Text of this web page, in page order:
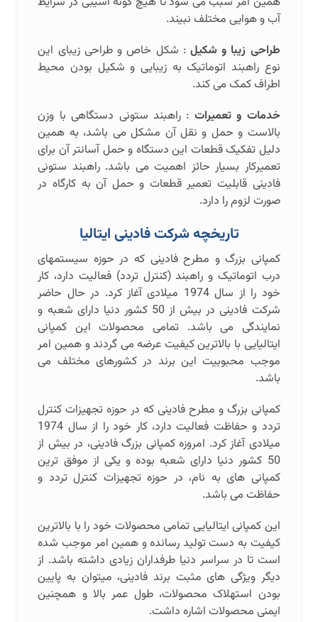
آب و هوایی مختلف نبیند.
طراحی زیبا و شکیل : شکل خاص و طراحی زیبای این
نوع راهبند اتوماتیک به زیبایی و شکیل بودن محیط
اطراف کمک می کند.
خدمات و تعمیرات : راهبند ستونی دستگاهی با وزن
بالاست و حمل و نقل آن مشکل می باشد، به همین
دلیل تفکیک قطعات این دستگاه و حمل آسانتر آن برای
تعمیرکار بسیار حائز اهمیت می باشد. راهبند ستونی
فادینی قابلیت تعمیر قطعات و حمل آن به کارگاه در
صورت لزوم را دارد.
تاریخچه شرکت فادینی ایتالیا
کمپانی بزرگ و مطرح فادینی که در حوزه سیستمهای
درب اتوماتیک و راهبند (کنترل تردد) فعالیت دارد، کار
خود را از سال 1974 میلادی آغاز کرد. در حال حاضر
شرکت فادینی در بیش از 50 کشور دنیا دارای شعبه و
نمایندگی می باشد. تمامی محصولات این کمپانی
ایتالیایی با بالاترین کیفیت عرضه می گردند و همین امر
موجب محبوبیت این برند در کشورهای مختلف می
باشد.
کمپانی بزرگ و مطرح فادینی که در حوزه تجهیزات کنترل
تردد و حفاظت فعالیت دارد، کار خود را از سال 1974
میلادی آغاز کرد. امروزه کمپانی بزرگ فادینی، در بیش از
50 کشور دنیا دارای شعبه بوده و یکی از موفق ترین
کمپانی های به نام، در حوزه تجهیزات کنترل تردد و
حفاظت می باشد.
این کمپانی ایتالیایی تمامی محصولات خود را با بالاترین
کیفیت به دست تولید رسانده و همین امر موجب شده
است تا در سراسر دنیا طرفداران زیادی داشته باشد. از
دیگر ویژگی های مثبت برند فادینی، میتوان به پایین
بودن استهلاک محصولات، طول عمر بالا و همچنین
ایمنی محصولات اشاره داشت.